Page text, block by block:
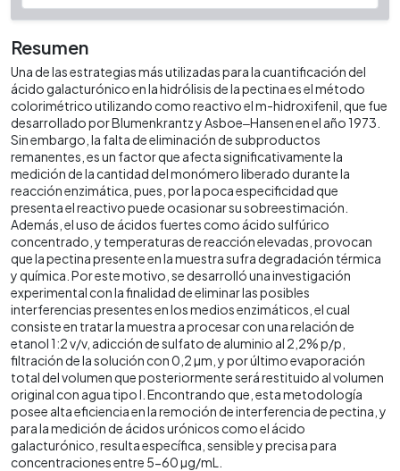
Resumen
Una de las estrategias más utilizadas para la cuantificación del
ácido galacturónico en la hidrólisis de la pectina es el método
colorimétrico utilizando como reactivo el m-hidroxifenil, que fue
desarrollado por Blumenkrantz y Asboe‒Hansen en el año 1973.
Sin embargo, la falta de eliminación de subproductos
remanentes, es un factor que afecta significativamente la
medición de la cantidad del monómero liberado durante la
reacción enzimática, pues, por la poca especificidad que
presenta el reactivo puede ocasionar su sobreestimación.
Además, el uso de ácidos fuertes como ácido sulfúrico
concentrado, y temperaturas de reacción elevadas, provocan
que la pectina presente en la muestra sufra degradación térmica
y química. Por este motivo, se desarrolló una investigación
experimental con la finalidad de eliminar las posibles
interferencias presentes en los medios enzimáticos, el cual
consiste en tratar la muestra a procesar con una relación de
etanol 1:2 v/v, adicción de sulfato de aluminio al 2,2% p/p,
filtración de la solución con 0,2 µm, y por último evaporación
total del volumen que posteriormente será restituido al volumen
original con agua tipo I. Encontrando que, esta metodología
posee alta eficiencia en la remoción de interferencia de pectina, y
para la medición de ácidos urónicos como el ácido
galacturónico, resulta específica, sensible y precisa para
concentraciones entre 5-60 µg/mL.